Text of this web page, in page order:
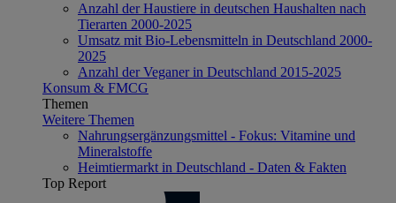
Anzahl der Haustiere in deutschen Haushalten nach
Tierarten 2000-2025
Umsatz mit Bio-Lebensmitteln in Deutschland 2000-
2025
Anzahl der Veganer in Deutschland 2015-2025
Konsum & FMCG
Themen
Weitere Themen
Nahrungsergänzungsmittel - Fokus: Vitamine und
Mineralstoffe
Heimtiermarkt in Deutschland - Daten & Fakten
Top Report